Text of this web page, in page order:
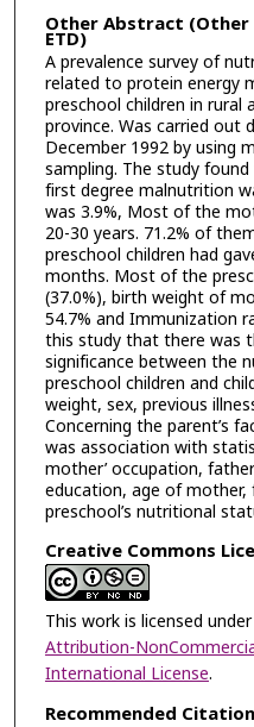
Other Abstract
ETD)
A prevalence survey of
related to protein energy
preschool children in rural
province. Was carried out
December 1992 by using
sampling. The study
first degree malnutrition
was 3.9%, Most of the
20-30 years. 71.2% of
preschool children had
months. Most of the
(37.0%), birth weight of
54.7% and Immunization
this study that there was
significance between the
preschool children and
weight, sex, previous
Concerning the parent’s
was association with
mother’ occupation,
education, age of mother,
preschool’s nutritional
Creative Commons
This work is licensed
Attribution-
International License.
Recommended Citation